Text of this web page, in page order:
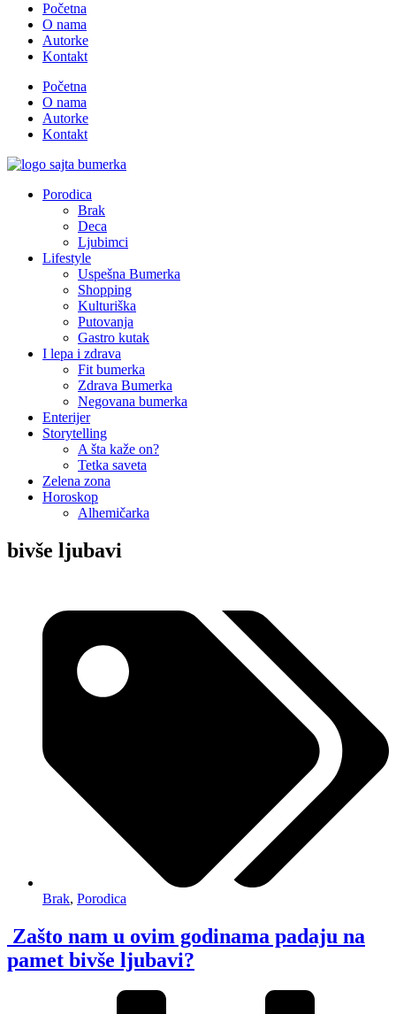
Početna
O nama
Autorke
Kontakt
Početna
O nama
Autorke
Kontakt
Porodica
Brak
Deca
Ljubimci
Lifestyle
Uspešna Bumerka
Shopping
Kulturiška
Putovanja
Gastro kutak
I lepa i zdrava
Fit bumerka
Zdrava Bumerka
Negovana bumerka
Enterijer
Storytelling
A šta kaže on?
Tetka saveta
Zelena zona
Horoskop
Alhemičarka
bivše ljubavi
Brak, Porodica
Zašto nam u ovim godinama padaju na
pamet bivše ljubavi?